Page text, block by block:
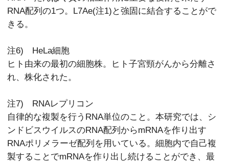
RNA配列の1つ。L7Ae(注1)と強固に結合することがで
きる。
注6) HeLa細胞
ヒト由来の最初の細胞株。ヒト子宮頸がんから分離さ
れ、株化された。
注7) RNAレプリコン
自律的な複製を行うRNA単位のこと。本研究では、シ
ンドビスウイルスのRNA配列からmRNAを作り出す
RNAポリメラーゼ配列を用いている。細胞内で自己複
製することでmRNAを作り出し続けることができ、最